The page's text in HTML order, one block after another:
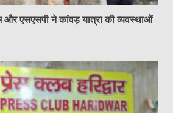
और एसएसपी ने कांवड़ यात्रा की व्यवस्थाओं